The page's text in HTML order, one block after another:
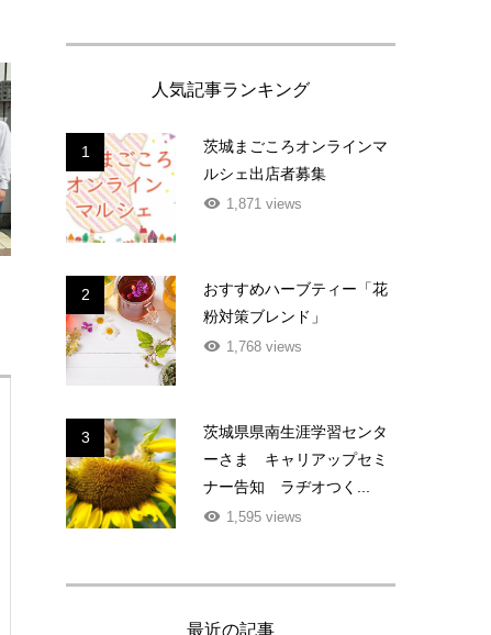
人気記事ランキング
1
茨城まごころオンラインマ
ルシェ出店者募集
1,871 views
2
おすすめハーブティー「花
粉対策ブレンド」
1,768 views
3
茨城県県南生涯学習センタ
ーさま キャリアップセミ
ナー告知 ラヂオつく...
1,595 views
最近の記事